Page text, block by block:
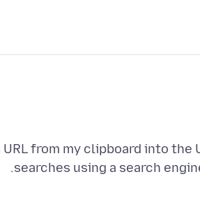
from my clipboard into the
searches using a search